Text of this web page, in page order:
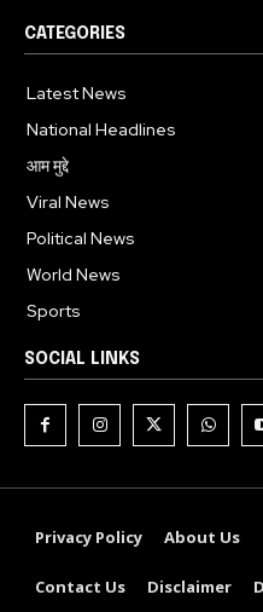
CATEGORIES
Latest News
National Headlines
आम मुद्दे
Viral News
Political News
World News
Sports
SOCIAL LINKS
Privacy Policy About Us
Contact Us Disclaimer